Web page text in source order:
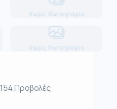
Χωρίς Φωτογραφία
Χωρίς Φωτογραφία
154 Προβολές